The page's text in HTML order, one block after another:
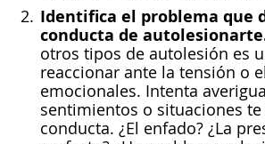
Identifica el problema que
conducta de
otros tipos de autolesión es
reaccionar ante la tensión o
emocionales. Intenta
sentimientos o situaciones
conducta. ¿El enfado? ¿La